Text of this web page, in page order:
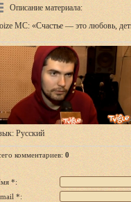
Описание материала:
MC: «Счастье — это любовь,
: Русский
комментариев: 0
*:
*: